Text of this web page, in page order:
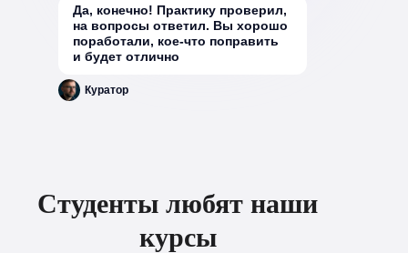
Да, конечно! Практику проверил,
на вопросы ответил. Вы хорошо
поработали, кое-что поправить
и будет отлично
Куратор
Студенты любят наши
курсы